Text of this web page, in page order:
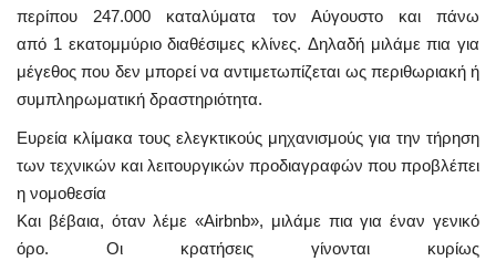
περίπου 247.000 καταλύματα τον Αύγουστο και πάνω
από 1 εκατομμύριο διαθέσιμες κλίνες. Δηλαδή μιλάμε πια για
μέγεθος που δεν μπορεί να αντιμετωπίζεται ως περιθωριακή ή
συμπληρωματική δραστηριότητα.
Ευρεία κλίμακα τους ελεγκτικούς μηχανισμούς για την τήρηση
των τεχνικών και λειτουργικών προδιαγραφών που προβλέπει
η νομοθεσία
Και βέβαια, όταν λέμε «Airbnb», μιλάμε πια για έναν γενικό
όρο. Οι κρατήσεις γίνονται κυρίως